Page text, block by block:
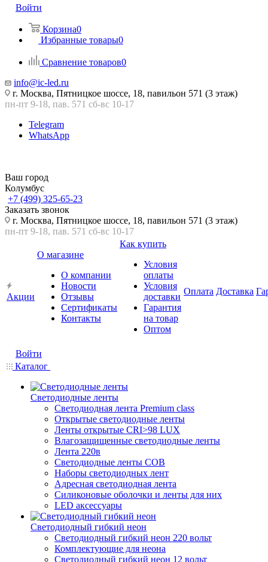
Войти
Корзина0
Избранные товары0
Сравнение товаров0
info@ic-led.ru
г. Москва, Пятницкое шоссе, 18, павильон 571 (3 этаж)
пн-пт 9-18, пав. 571 сб-вс 10-17
Telegram
WhatsApp
Ваш город
Колумбус
+7 (499) 325-65-23
Заказать звонок
г. Москва, Пятницкое шоссе, 18, павильон 571 (3 этаж)
пн-пт 9-18, пав. 571 сб-вс 10-17
Акции
О магазине
О компании
Новости
Отзывы
Сертификаты
Контакты
Как купить
Условия
оплаты
Условия
доставки
Гарантия
на товар
Оптом
Оплата Доставка
Войти
Каталог
Светодиодные ленты
Светодиодная лента Premium class
Открытые светодиодные ленты
Ленты открытые CRI>98 LUX
Влагозащищенные светодиодные ленты
Лента 220в
Светодиодные ленты COB
Наборы светодиодных лент
Адресная светодиодная лента
Силиконовые оболочки и ленты для них
LED аксессуары
Светодиодный гибкий неон
Светодиодный гибкий неон 220 вольт
Комплектующие для неона
Светодиодный гибкий неон 12 вольт